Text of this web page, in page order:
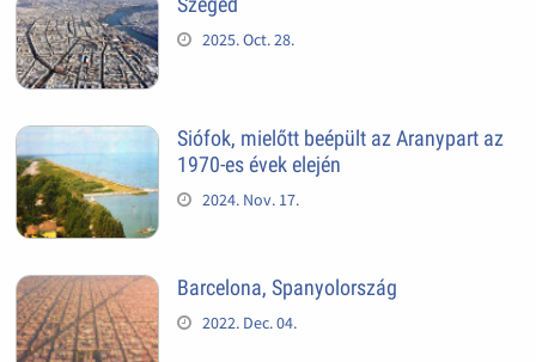
2025. Oct. 28.
Siófok, mielőtt beépült az Aranypart az
1970-es évek elején
2024. Nov. 17.
Barcelona, Spanyolország
2022. Dec. 04.